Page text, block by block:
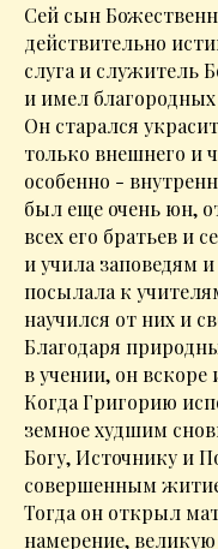
Сей сын
действительно
слуга и служитель
и имел
Он старался
только внешнего и
особенно -
был еще очень юн,
всех его братьев и
и учила заповедям
посылала к
научился от них и
Благодаря
в учении, он
Когда Григорию
земное худшим
Богу, Источнику и
совершенным
Тогда он открыл
намерение,